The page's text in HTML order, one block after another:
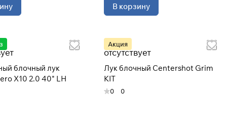
В корзину
блочный лук
X10 2.0 40" LH
Акция
отсутствует
Лук блочный Centershot Grim
KIT
0 0